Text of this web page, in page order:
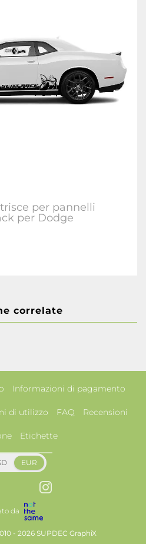
per pannelli
per Dodge
correlate
Informazioni di pagamento
di utilizzo FAQ Recensioni
Etichette
EUR
da
- 2026 SUPDEC GraphiX